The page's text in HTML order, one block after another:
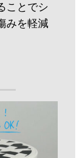
ことでシ
みを軽減